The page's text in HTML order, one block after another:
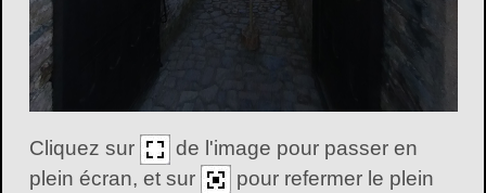
Cliquez sur
de l'image pour passer en
plein écran, et sur
pour refermer le plein